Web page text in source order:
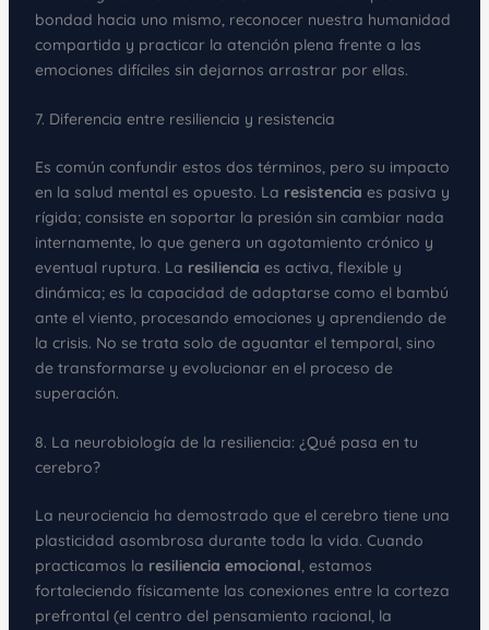
bondad hacia uno mismo, reconocer nuestra humanidad
compartida y practicar la atención plena frente a las
emociones difíciles sin dejarnos arrastrar por ellas.
7. Diferencia entre resiliencia y resistencia
Es común confundir estos dos términos, pero su impacto
en la salud mental es opuesto. La resistencia es pasiva y
rígida; consiste en soportar la presión sin cambiar nada
internamente, lo que genera un agotamiento crónico y
eventual ruptura. La resiliencia es activa, flexible y
dinámica; es la capacidad de adaptarse como el bambú
ante el viento, procesando emociones y aprendiendo de
la crisis. No se trata solo de aguantar el temporal, sino
de transformarse y evolucionar en el proceso de
superación.
8. La neurobiología de la resiliencia: ¿Qué pasa en tu
cerebro?
La neurociencia ha demostrado que el cerebro tiene una
plasticidad asombrosa durante toda la vida. Cuando
practicamos la resiliencia emocional, estamos
fortaleciendo físicamente las conexiones entre la corteza
prefrontal (el centro del pensamiento racional, la